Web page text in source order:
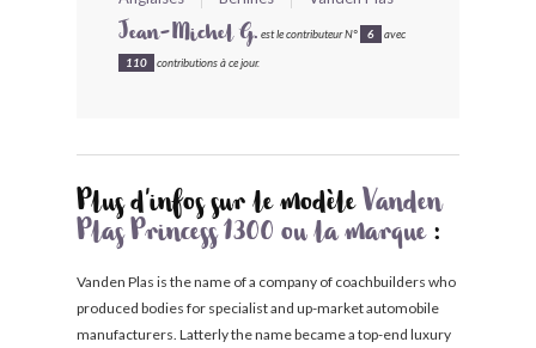
Jean-Michel G. est le contributeur N° 6 avec
110 contributions à ce jour.
Plus d'infos sur le modèle Vanden
Plas Princess 1300 ou la marque:
Vanden Plas is the name of a company of coachbuilders who
produced bodies for specialist and up-market automobile
manufacturers. Latterly the name became a top-end luxury